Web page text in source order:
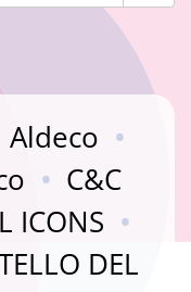
Aldeco •
• C&C
ICONS •
DEL